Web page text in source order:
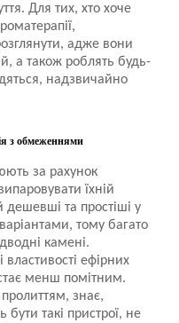
Для тих, хто хоче
адже вони
а також роблять будь-
надзвичайно
з обмеженнями
за рахунок
їхній
дешевші та простіші у
тому багато
камені.
властивості ефірних
менш помітним.
знає,
такі пристрої, не